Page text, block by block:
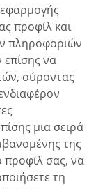
προφίλ και
πληροφοριών
να
σύροντας
μια σειρά
της
προφίλ σας, να
τη